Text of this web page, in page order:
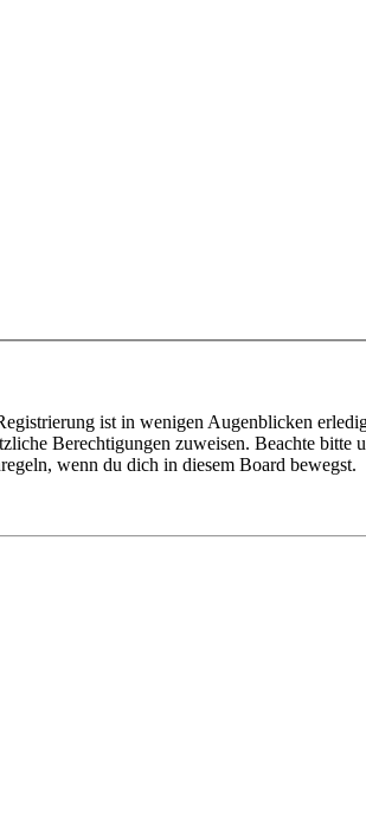
ist in wenigen Augenblicken
Berechtigungen zuweisen. Beachte bitte
wenn du dich in diesem Board bewegst.